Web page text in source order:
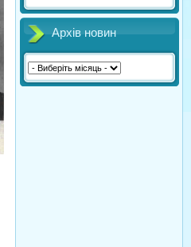
Архів новин